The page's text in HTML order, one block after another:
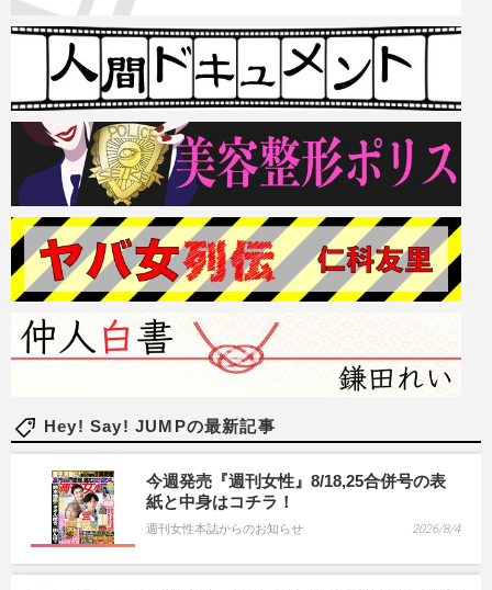
Hey! Say! JUMPの最新記事
今週発売『週刊女性』8/18,25合併号の表
紙と中身はコチラ！
週刊女性本誌からのお知らせ 2026/8/4